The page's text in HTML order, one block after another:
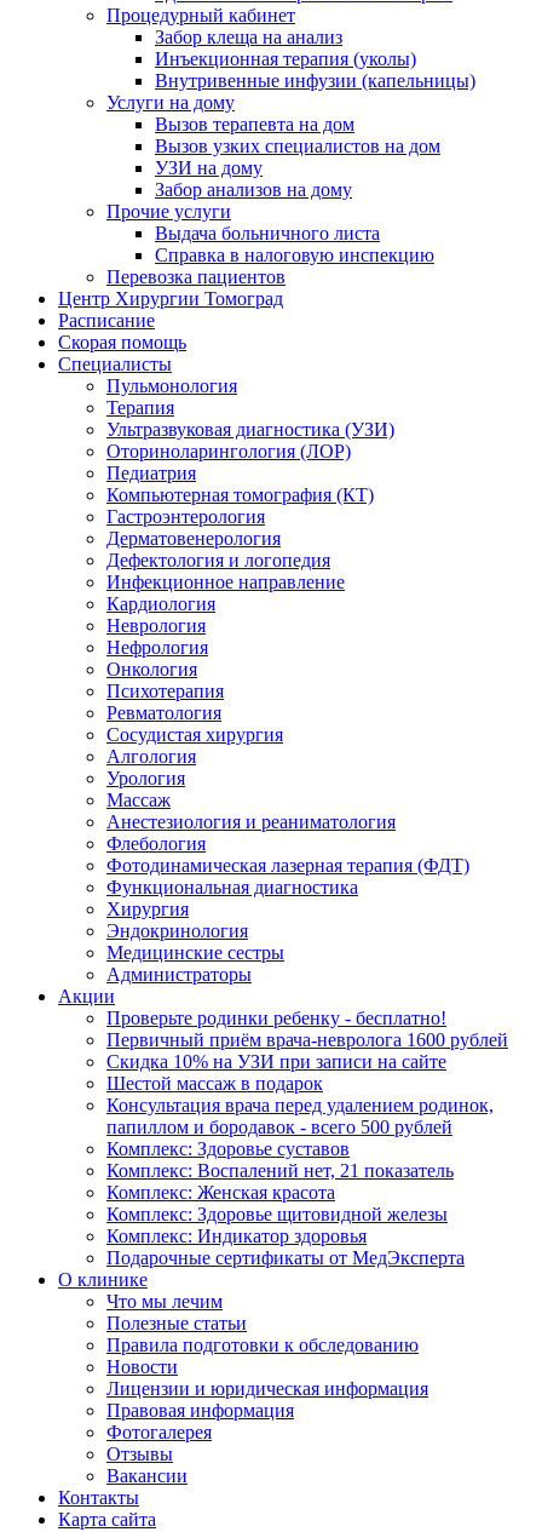
Процедурный кабинет
Забор клеща на анализ
Инъекционная терапия (уколы)
Внутривенные инфузии (капельницы)
Услуги на дому
Вызов терапевта на дом
Вызов узких специалистов на дом
УЗИ на дому
Забор анализов на дому
Прочие услуги
Выдача больничного листа
Справка в налоговую инспекцию
Перевозка пациентов
Центр Хирургии Томоград
Расписание
Скорая помощь
Специалисты
Пульмонология
Терапия
Ультразвуковая диагностика (УЗИ)
Оториноларингология (ЛОР)
Педиатрия
Компьютерная томография (КТ)
Гастроэнтерология
Дерматовенерология
Дефектология и логопедия
Инфекционное направление
Кардиология
Неврология
Нефрология
Онкология
Психотерапия
Ревматология
Сосудистая хирургия
Алгология
Урология
Массаж
Анестезиология и реаниматология
Флебология
Фотодинамическая лазерная терапия (ФДТ)
Функциональная диагностика
Хирургия
Эндокринология
Медицинские сестры
Администраторы
Акции
Проверьте родинки ребенку - бесплатно!
Первичный приём врача-невролога 1600 рублей
Скидка 10% на УЗИ при записи на сайте
Шестой массаж в подарок
Консультация врача перед удалением родинок,
папиллом и бородавок - всего 500 рублей
Комплекс: Здоровье суставов
Комплекс: Воспалений нет, 21 показатель
Комплекс: Женская красота
Комплекс: Здоровье щитовидной железы
Комплекс: Индикатор здоровья
Подарочные сертификаты от МедЭксперта
О клинике
Что мы лечим
Полезные статьи
Правила подготовки к обследованию
Новости
Лицензии и юридическая информация
Правовая информация
Фотогалерея
Отзывы
Вакансии
Контакты
Карта сайта